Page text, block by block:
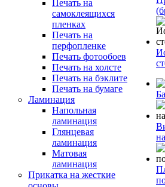
Печать на
самоклеящихся
пленках
Печать на
перфопленке
Печать фотообоев
Печать на холсте
Печать на бэклите
Печать на бумаге
Ламинация
Напольная
ламинация
Глянцевая
ламинация
Матовая
ламинация
Прикатка на жесткие